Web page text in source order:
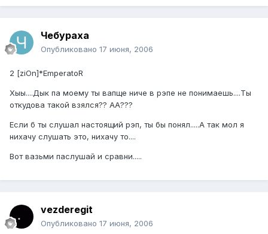
Чебураха
Опубликовано 17 июня, 2006
2 [ziOn]*EmperatoR
Хыы....Дык па моему ты вапще ниче в рэпе не понимаешь....Ты
откудова такой взялся?? АА???
Если б ты слушал настоящий рэп, ты бы понял.....А так мол я
нихачу слушать это, нихачу то....
Вот вазьми паслушай и сравни.....
vezderegit
Опубликовано 17 июня, 2006